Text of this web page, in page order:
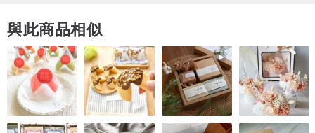
📐 尺寸 📏
A 11.3mm/圍17.3cm
與此商品相似